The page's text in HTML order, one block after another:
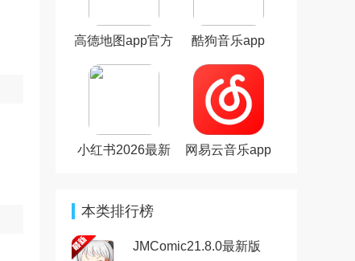
高德地图app官方
酷狗音乐app
小红书2026最新
网易云音乐app
本类排行榜
JMComic21.8.0最新版